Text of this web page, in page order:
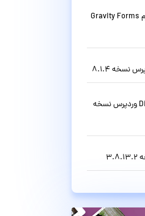
افزونه فرم ساز حرفه ای وردپرس گرویتی فرم Gravity Forms
افزونه ثبت نام و ورود شماره موبایل Digits وردپرس نسخه